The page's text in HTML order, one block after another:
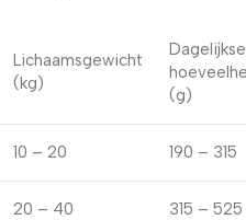
Lichaamsgewicht
(kg)
Dagelijkse
(g)
10 – 20 190 – 315
20 – 40 315 – 525